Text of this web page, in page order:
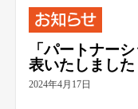
「パートナー
表いたしました
2024年4月17日